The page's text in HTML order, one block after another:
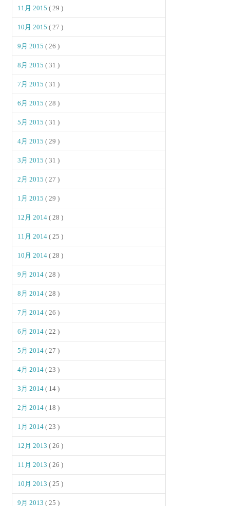
11月 2015( 29 )
10月 2015( 27 )
9月 2015( 26 )
8月 2015( 31 )
7月 2015( 31 )
6月 2015( 28 )
5月 2015( 31 )
4月 2015( 29 )
3月 2015( 31 )
2月 2015( 27 )
1月 2015( 29 )
12月 2014( 28 )
11月 2014( 25 )
10月 2014( 28 )
9月 2014( 28 )
8月 2014( 28 )
7月 2014( 26 )
6月 2014( 22 )
5月 2014( 27 )
4月 2014( 23 )
3月 2014( 14 )
2月 2014( 18 )
1月 2014( 23 )
12月 2013( 26 )
11月 2013( 26 )
10月 2013( 25 )
9月 2013( 25 )